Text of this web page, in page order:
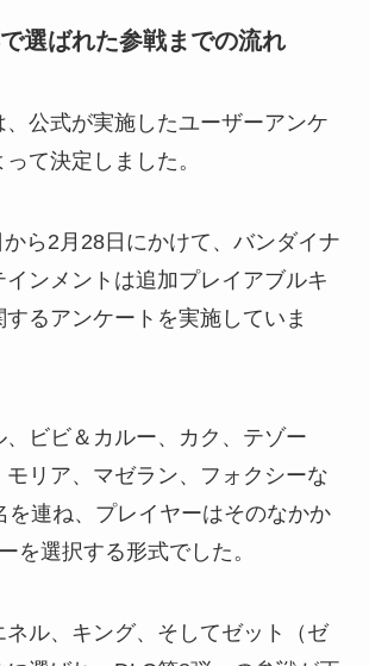
選ばれた参戦までの流れ
、公式が実施したユーザーアンケ
て決定しました。
ら2月28日にかけて、バンダイナ
ンメントは追加プレイアブルキ
るアンケートを実施していま
ビビ＆カルー、カク、テゾー
モリア、マゼラン、フォクシーな
を連ね、プレイヤーはそのなかか
を選択する形式でした。
ル、キング、そしてゼット（ゼ